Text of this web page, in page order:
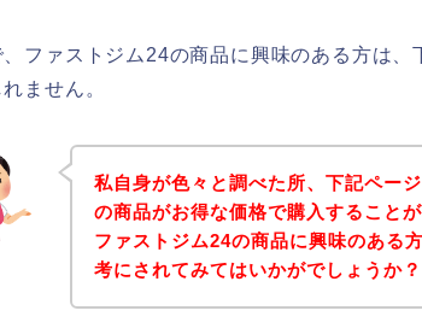
、ファストジム24の商品に興味のある方は
ません。
私自身が色々と調べた所、下記ペー
の商品がお得な価格で購入すること
ファストジム24の商品に興味のある
考にされてみてはいかがでしょうか？